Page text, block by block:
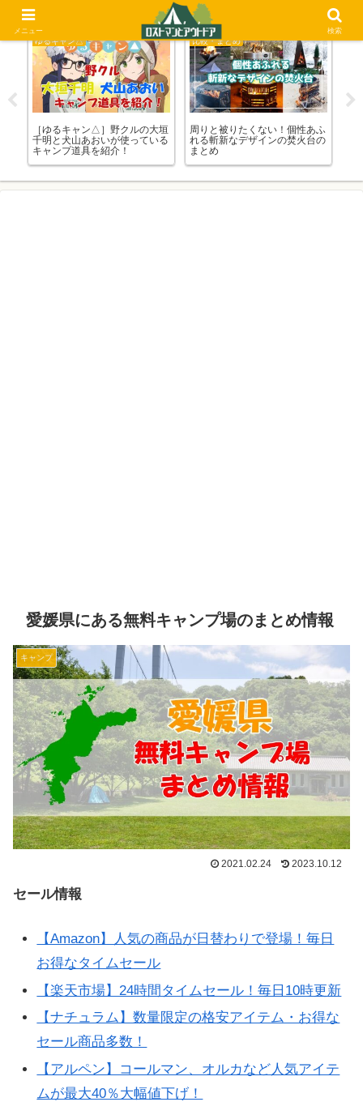
ゆるキャン△
［ゆるキャン△］野クルの大垣
千明と犬山あおいが使っている
キャンプ道具を紹介！
比較・まとめ
周りと被りたくない！個性あふ
れる斬新なデザインの焚火台の
まとめ
比
愛媛県にある無料キャンプ場のまとめ情報
キャンプ
2021.02.24 2023.10.12
セール情報
【Amazon】人気の商品が日替わりで登場！毎日
お得なタイムセール
【楽天市場】24時間タイムセール！毎日10時更新
【ナチュラム】数量限定の格安アイテム・お得な
セール商品多数！
【アルペン】コールマン、オルカなど人気アイテ
ムが最大40％大幅値下げ！
メニュー 検索